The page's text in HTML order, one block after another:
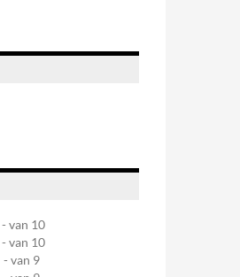
- van 10
- van 10
- van 9